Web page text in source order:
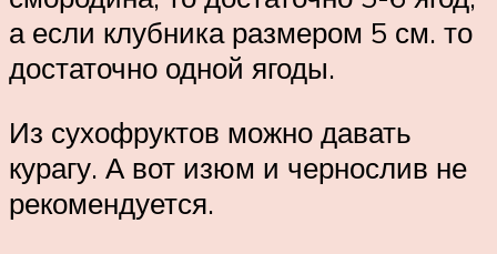
а если клубника размером 5 см. то
достаточно одной ягоды.
Из сухофруктов можно давать
курагу. А вот изюм и чернослив не
рекомендуется.